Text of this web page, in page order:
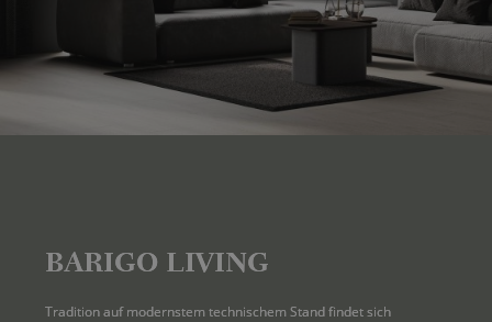
BARIGO LIVING
Tradition auf modernstem technischem Stand findet sich